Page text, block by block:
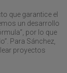
que garantice el
un desarrollo
por lo que
Para Sánchez,
proyectos